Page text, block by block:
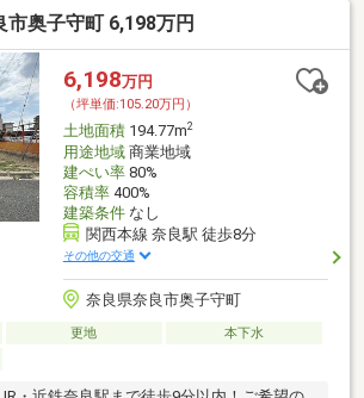
市奥子守町 6,198万円
6,198万円
（坪単価:105.20万円）
土地面積194.77m2
用途地域商業地域
建ぺい率80%
容積率400%
建築条件なし
関西本線 奈良駅 徒歩8分
その他の交通
奈良県奈良市奥子守町
更地
本下水